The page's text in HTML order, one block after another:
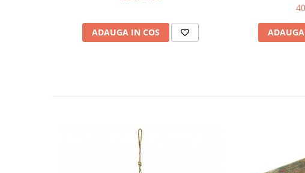
ADAUGA IN COS
Sheesham